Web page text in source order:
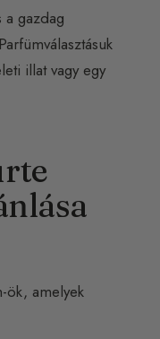
a gazdag
illat vagy egy
ök, amelyek